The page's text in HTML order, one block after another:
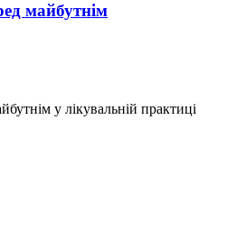
майбутнім
у лікувальній практиці